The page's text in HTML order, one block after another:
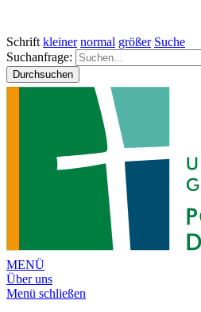
Schrift kleiner normal größer Suche
Suchanfrage:
Durchsuchen
MENÜ
Über uns
Menü schließen